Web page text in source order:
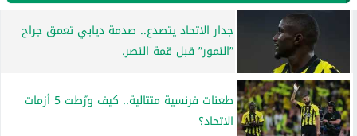
جدار الاتحاد يتصدع.. صدمة ديابي تعمق جراح
”النمور” قبل قمة النصر.
طعنات فرنسية متتالية.. كيف ورّطت 5 أزمات
الاتحاد؟